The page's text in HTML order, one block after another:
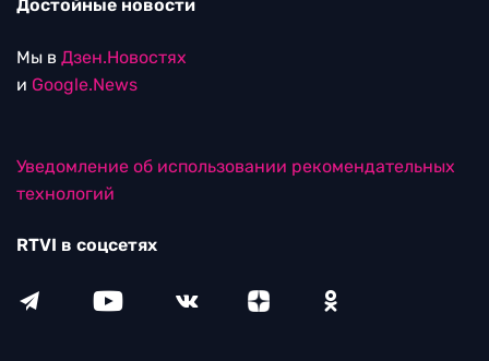
Достойные новости
Мы в Дзен.Новостях
и Google.News
Уведомление об использовании рекомендательных
технологий
RTVI в соцсетях